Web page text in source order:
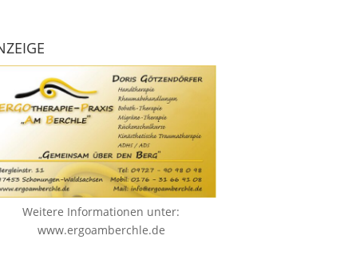
Weitere Informationen unter:
www.ergoamberchle.de